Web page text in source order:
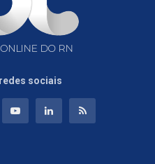
sociais